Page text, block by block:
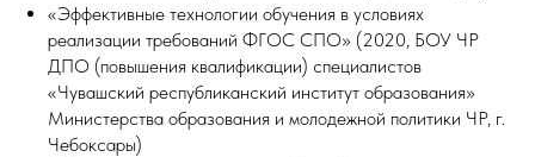
«Эффективные технологии обучения в условиях
реализации требований ФГОС СПО» (2020, БОУ ЧР
ДПО (повышения квалификации) специалистов
«Чувашский республиканский институт образования»
Министерства образования и молодежной политики ЧР, г.
Чебоксары)